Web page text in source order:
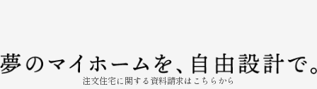
注文住宅に関する資料請求はこちらから